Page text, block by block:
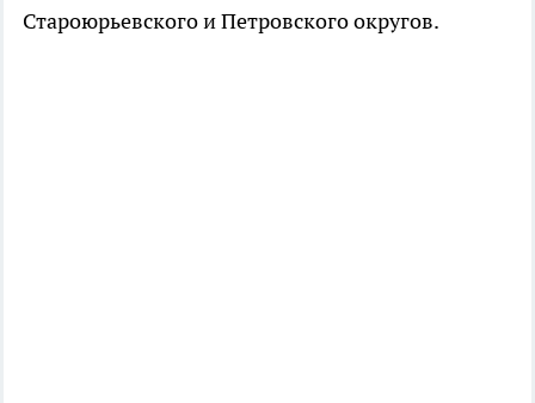
Староюрьевского и Петровского округов.